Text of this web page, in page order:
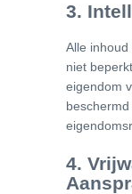
3.
Alle inhoud
niet
eigendom
4.